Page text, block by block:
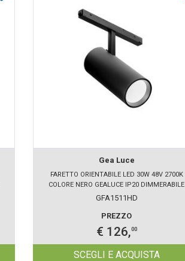
Gea Luce
FARETTO ORIENTABILE LED 30W 48V 2700K
COLORE NERO GEALUCE IP20 DIMMERABILE
GFA1511HD
PREZZO
€ 126,00
SCEGLI E ACQUISTA